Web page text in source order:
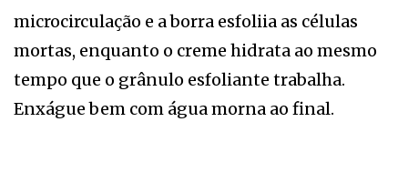
microcirculação e a borra esfoliia as células
mortas, enquanto o creme hidrata ao mesmo
tempo que o grânulo esfoliante trabalha.
Enxágue bem com água morna ao final.